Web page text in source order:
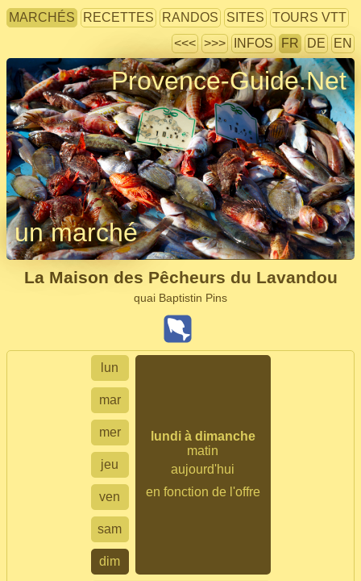
MARCHÉS RECETTES RANDOS SITES
TOURS VTT
<<< >>> INFOS FR DE EN
Provence-Guide.Net
un marché
La Maison des Pêcheurs du Lavandou
quai Baptistin Pins
lun
lundi à dimanche
matin
aujourd'hui
en fonction de l'offre
mar
mer
jeu
ven
sam
dim